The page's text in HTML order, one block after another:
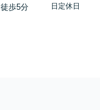
徒歩5分
日定休日